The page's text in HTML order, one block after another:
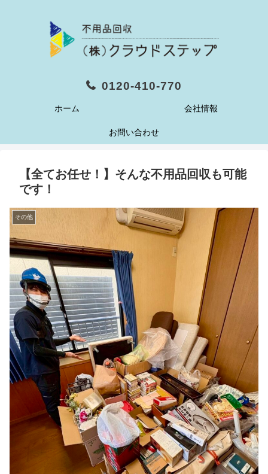
0120-410-770
ホーム 会社情報
お問い合わせ
【全てお任せ！】そんな不用品回収も可能
です！
その他